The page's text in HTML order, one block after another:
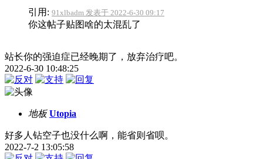
引用: 91xlbadm 发表于 2022-6-30 09:17
你这帖子贴图啥的太混乱了
站长你的强迫症已经晚期了，放弃治疗吧。
2022-6-30 10:48:25
地板 Utopia
好多人钻空子也没什么啊，能省则省呗。
2022-7-2 13:05:58